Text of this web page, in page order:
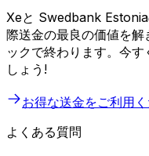
Xeと Swedbank
際送金の最良の価値を解
ックで終わります。今
しょう!
お得な送金をご利用
よくある質問